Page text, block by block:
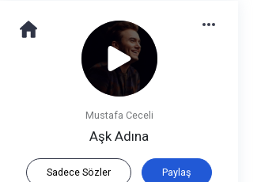
Mustafa Ceceli
Aşk Adına
Sadece Sözler Paylaş